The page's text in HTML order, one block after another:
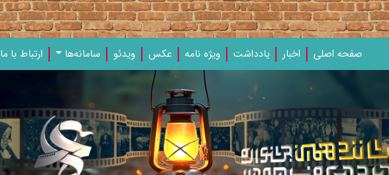
صفحه اصلی اخبار یادداشت‌ ویژه‌ نامه‌ عکس ویدئو سامانه‌ها ارتباط با ما